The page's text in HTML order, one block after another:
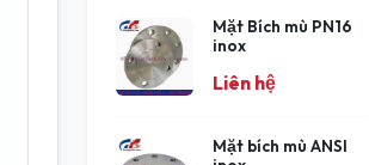
Mặt Bích mù PN16
inox
Liên hệ
Mặt bích mù ANSI